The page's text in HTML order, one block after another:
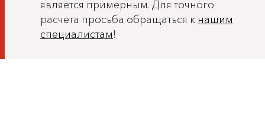
является примерным. Для точного
расчета просьба обращаться к нашим
специалистам!